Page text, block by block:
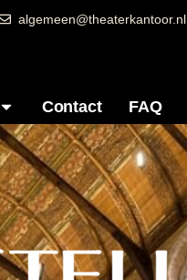
algemeen@theaterkantoor.nl
Contact FAQ